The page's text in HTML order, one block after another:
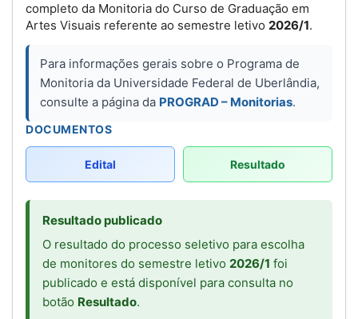
completo da Monitoria do Curso de Graduação em
Artes Visuais referente ao semestre letivo 2026/1.
Para informações gerais sobre o Programa de
Monitoria da Universidade Federal de Uberlândia,
consulte a página da PROGRAD – Monitorias.
DOCUMENTOS
Edital Resultado
Resultado publicado
O resultado do processo seletivo para escolha
de monitores do semestre letivo 2026/1 foi
publicado e está disponível para consulta no
botão Resultado.